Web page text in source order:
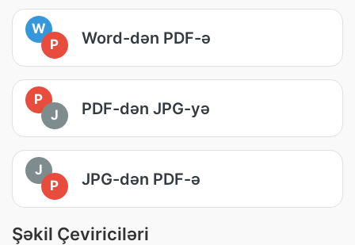
W
P
Word-dən PDF-ə
P
J
PDF-dən JPG-yə
J
P
JPG-dən PDF-ə
Şəkil Çeviriciləri